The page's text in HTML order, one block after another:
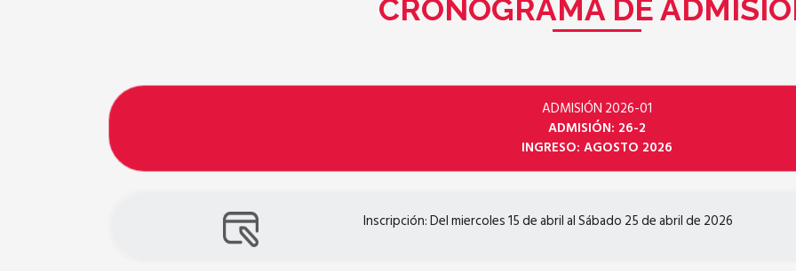
CRONOGRAMA DE
ADMISIÓN 2026-01
ADMISIÓN: 26-2
INGRESO: AGOSTO 2026
Inscripción: Del miercoles 15 de abril al Sábado 25 de abril de 2026